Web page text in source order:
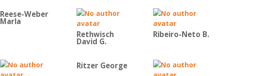
Reese-Weber
Marla
Rethwisch
David G.
Ribeiro-Neto B.
Ritzer George